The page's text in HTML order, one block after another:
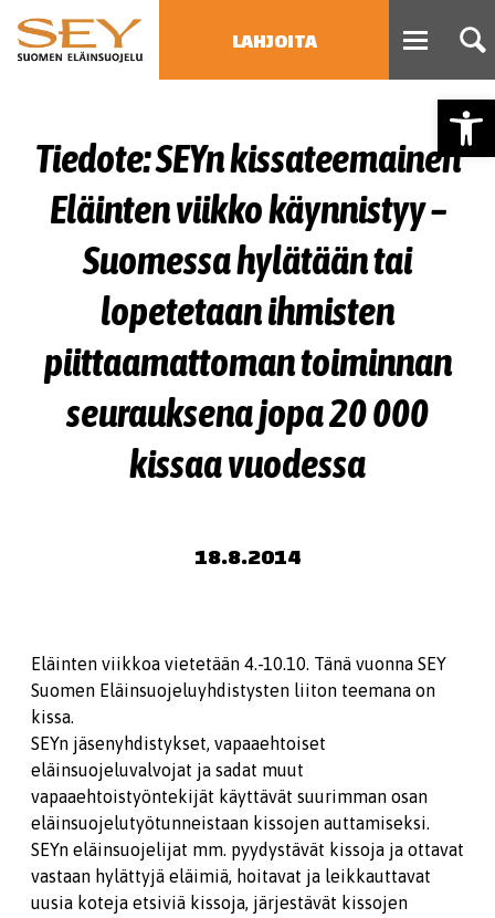
LAHJOITA
Type 2 or more characters
for results.
Tiedote: SEYn kissateemainen
Eläinten viikko käynnistyy –
Suomessa hylätään tai
lopetetaan ihmisten
piittaamattoman toiminnan
seurauksena jopa 20 000
kissaa vuodessa
18.8.2014
Eläinten viikkoa vietetään 4.-10.10. Tänä vuonna SEY
Suomen Eläinsuojeluyhdistysten liiton teemana on
kissa.
SEYn jäsenyhdistykset, vapaaehtoiset
eläinsuojeluvalvojat ja sadat muut
vapaaehtoistyöntekijät käyttävät suurimman osan
eläinsuojelutyötunneistaan kissojen auttamiseksi.
SEYn eläinsuojelijat mm. pyydystävät kissoja ja ottavat
vastaan hylättyjä eläimiä, hoitavat ja leikkauttavat
uusia koteja etsiviä kissoja, järjestävät kissojen